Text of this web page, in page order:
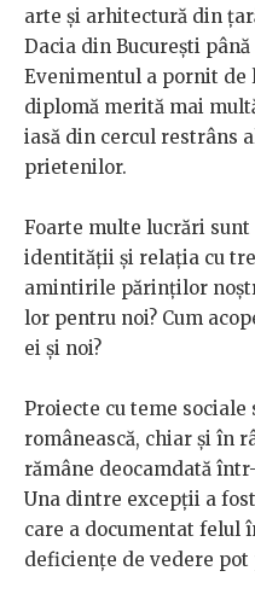
arte și arhitectură din
Dacia din București până
Evenimentul a pornit de
diplomă merită mai
iasă din cercul restrâns
prietenilor.
Foarte multe lucrări
identității și relația cu
amintirile părinților
lor pentru noi? Cum
ei și noi?
Proiecte cu teme
românească, chiar și în
rămâne deocamdată
Una dintre excepții a
care a documentat felul
deficiențe de vedere